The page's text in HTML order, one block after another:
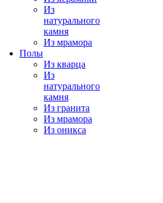
Из
натурального
камня
Из мрамора
Полы
Из кварца
Из
натурального
камня
Из гранита
Из мрамора
Из оникса